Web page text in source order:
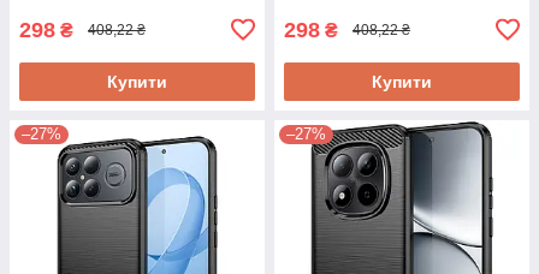
298 ₴ 408,22 ₴
Купити
298 ₴ 408,22 ₴
Купити
–27% –27%